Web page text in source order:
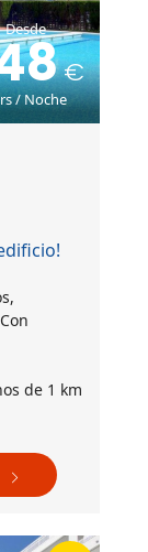
Desde
/ Noche
de 1 km